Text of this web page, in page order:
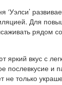
‘Уэлси’
Для
рядом
яркий вкус с
послевкусие и
не только